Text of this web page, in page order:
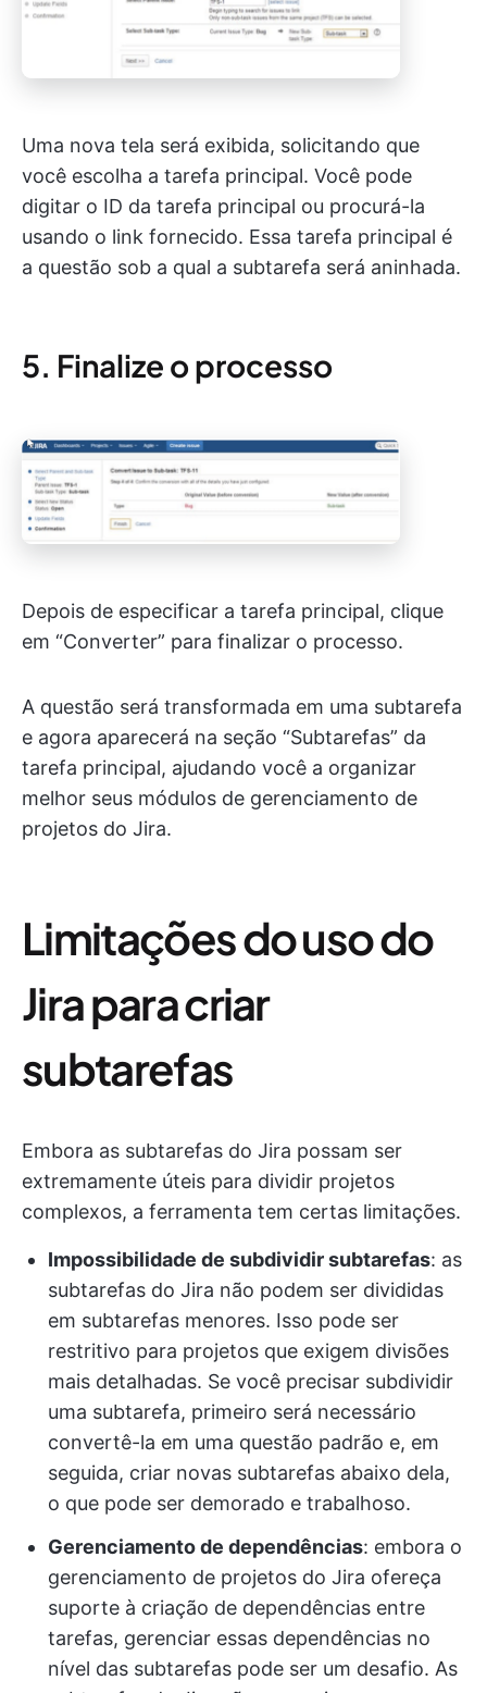
Uma nova tela será exibida, solicitando que
você escolha a tarefa principal. Você pode
digitar o ID da tarefa principal ou procurá-la
usando o link fornecido. Essa tarefa principal é
a questão sob a qual a subtarefa será aninhada.
5. Finalize o processo
Depois de especificar a tarefa principal, clique
em “Converter” para finalizar o processo.
A questão será transformada em uma subtarefa
e agora aparecerá na seção “Subtarefas” da
tarefa principal, ajudando você a organizar
melhor seus módulos de gerenciamento de
projetos do Jira.
Limitações do uso do
Jira para criar
subtarefas
Embora as subtarefas do Jira possam ser
extremamente úteis para dividir projetos
complexos, a ferramenta tem certas limitações.
Impossibilidade de subdividir subtarefas: as
subtarefas do Jira não podem ser divididas
em subtarefas menores. Isso pode ser
restritivo para projetos que exigem divisões
mais detalhadas. Se você precisar subdividir
uma subtarefa, primeiro será necessário
convertê-la em uma questão padrão e, em
seguida, criar novas subtarefas abaixo dela,
o que pode ser demorado e trabalhoso.
Gerenciamento de dependências: embora o
gerenciamento de projetos do Jira ofereça
suporte à criação de dependências entre
tarefas, gerenciar essas dependências no
nível das subtarefas pode ser um desafio. As